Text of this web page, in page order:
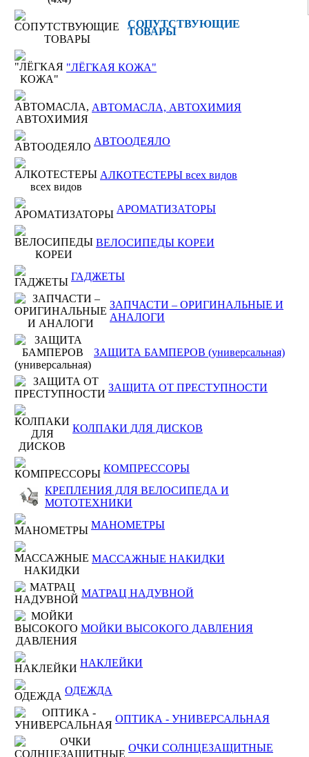
СОПУТСТВУЮЩИЕ
ТОВАРЫ
"ЛЁГКАЯ КОЖА"
АВТОМАСЛА, АВТОХИМИЯ
АВТООДЕЯЛО
АЛКОТЕСТЕРЫ всех видов
АРОМАТИЗАТОРЫ
ВЕЛОСИПЕДЫ КОРЕИ
ГАДЖЕТЫ
ЗАПЧАСТИ – ОРИГИНАЛЬНЫЕ И
АНАЛОГИ
ЗАЩИТА БАМПЕРОВ (универсальная)
ЗАЩИТА ОТ ПРЕСТУПНОСТИ
КОЛПАКИ ДЛЯ ДИСКОВ
КОМПРЕССОРЫ
КРЕПЛЕНИЯ ДЛЯ ВЕЛОСИПЕДА И
МОТОТЕХНИКИ
МАНОМЕТРЫ
МАССАЖНЫЕ НАКИДКИ
МАТРАЦ НАДУВНОЙ
МОЙКИ ВЫСОКОГО ДАВЛЕНИЯ
НАКЛЕЙКИ
ОДЕЖДА
ОПТИКА - УНИВЕРСАЛЬНАЯ
ОЧКИ СОЛНЦЕЗАЩИТНЫЕ